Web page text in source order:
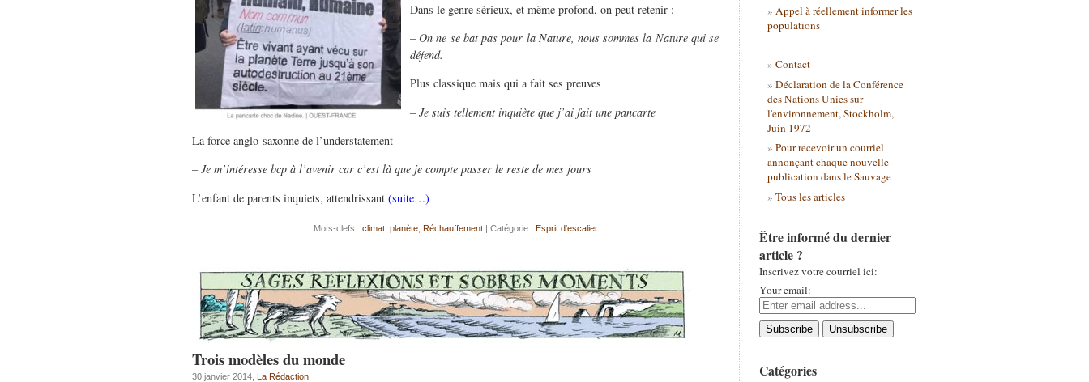
Dans le genre sérieux, et même profond, on peut retenir :
– On ne se bat pas pour la Nature, nous sommes la Nature qui se
défend.
Plus classique mais qui a fait ses preuves
– Je suis tellement inquiète que j’ai fait une pancarte
La force anglo-saxonne de l’understatement
– Je m’intéresse bcp à l’avenir car c’est là que je compte passer le reste de mes jours
L’enfant de parents inquiets, attendrissant (suite…)
Mots-clefs : climat, planète, Réchauffement| Catégorie : Esprit d'escalier
Trois modèles du monde
30 janvier 2014, La Rédaction
Appel à réellement informer les
populations
Contact
Déclaration de la Conférence
des Nations Unies sur
l'environnement, Stockholm,
Juin 1972
Pour recevoir un courriel
annonçant chaque nouvelle
publication dans le Sauvage
Tous les articles
Être informé du dernier
article ?
Inscrivez votre courriel ici:
Your email:
Catégories